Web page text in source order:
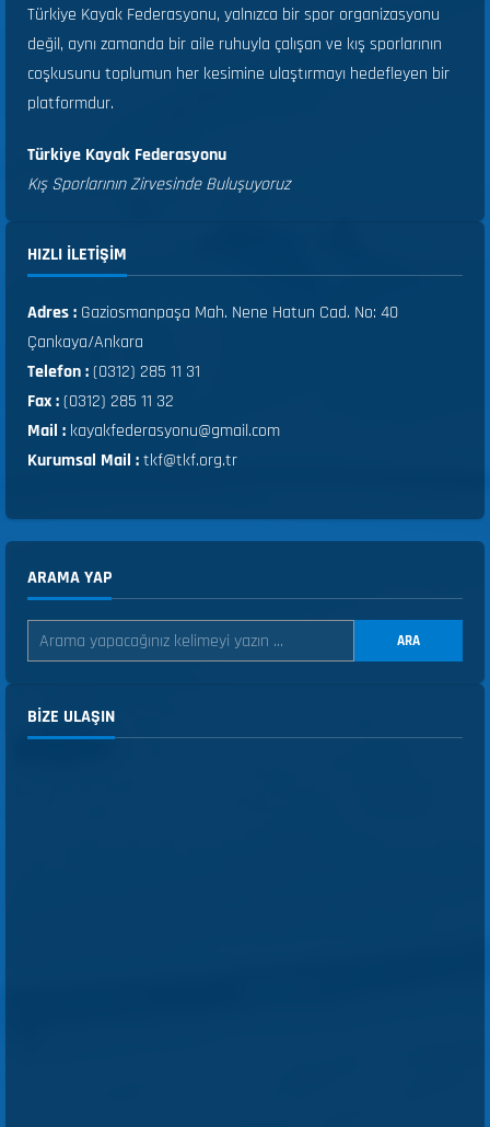
Türkiye Kayak Federasyonu, yalnızca bir spor organizasyonu
değil, aynı zamanda bir aile ruhuyla çalışan ve kış sporlarının
coşkusunu toplumun her kesimine ulaştırmayı hedefleyen bir
platformdur.
Türkiye Kayak Federasyonu
Kış Sporlarının Zirvesinde Buluşuyoruz
HIZLI ILETIŞIM
Adres : Gaziosmanpaşa Mah. Nene Hatun Cad. No: 40
Çankaya/Ankara
Telefon :(0312) 285 11 31
Fax :(0312) 285 11 32
Mail : kayakfederasyonu@gmail.com
Kurumsal Mail :tkf@tkf.org.tr
ARAMA YAP
ARA
BIZE ULAŞIN